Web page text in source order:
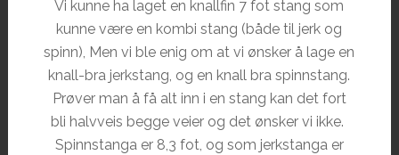
Vi kunne ha laget en knallfin 7 fot stang som
kunne være en kombi stang (både til jerk og
spinn), Men vi ble enig om at vi ønsker å lage en
knall-bra jerkstang, og en knall bra spinnstang.
Prøver man å få alt inn i en stang kan det fort
bli halvveis begge veier og det ønsker vi ikke.
Spinnstanga er 8,3 fot, og som jerkstanga er